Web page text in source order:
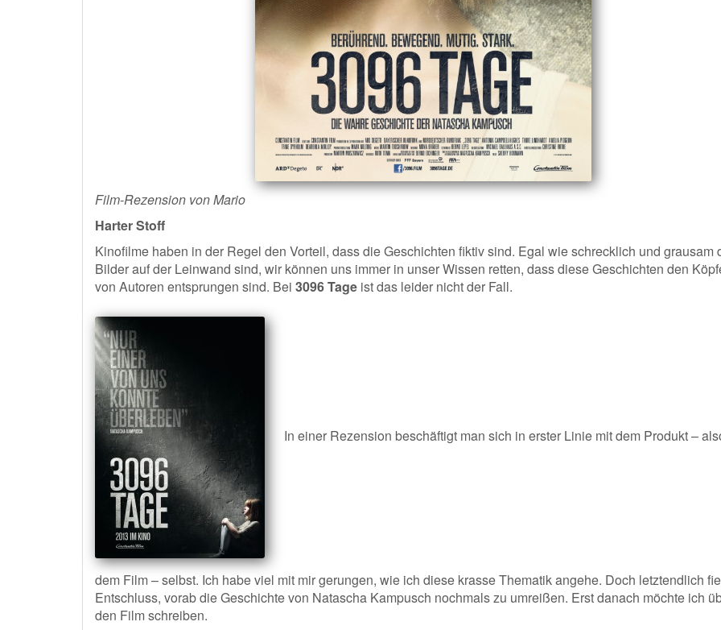
Film-Rezension von Mario
Harter Stoff
Kinofilme haben in der Regel den Vorteil, dass die Geschichten fiktiv sind. Egal wie schrecklich und grausam
Bilder auf der Leinwand sind, wir können uns immer in unser Wissen retten, dass diese Geschichten den
von Autoren entsprungen sind. Bei 3096 Tage ist das leider nicht der Fall.
In einer Rezension beschäftigt man sich in erster Linie mit dem Produkt –
dem Film – selbst. Ich habe viel mit mir gerungen, wie ich diese krasse Thematik angehe. Doch letztendlich
Entschluss, vorab die Geschichte von Natascha Kampusch nochmals zu umreißen. Erst danach möchte ich
den Film schreiben.